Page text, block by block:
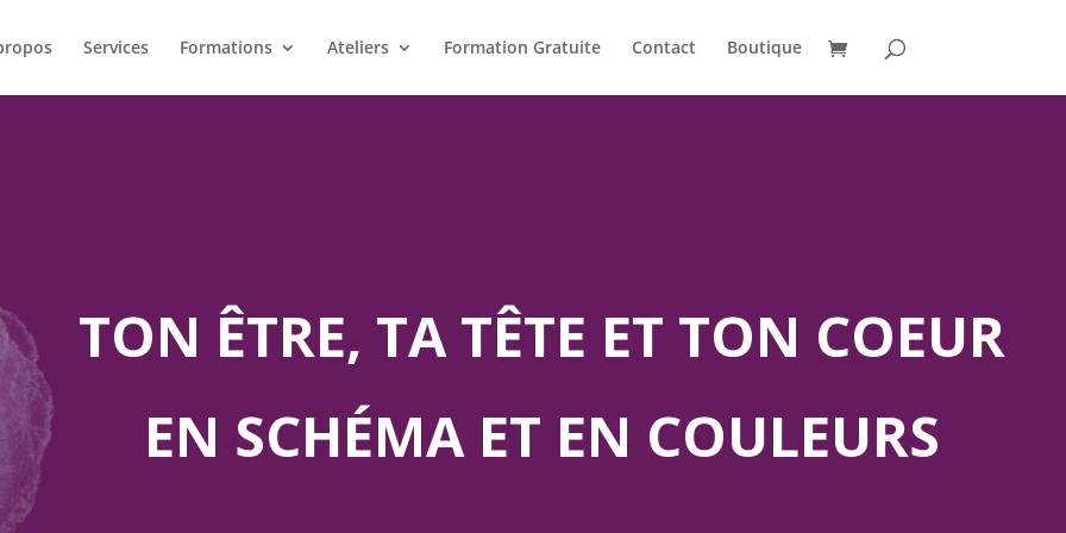
Services Formations Ateliers Formation Gratuite Contact Boutique
TON ÊTRE, TA TÊTE ET TON COEUR
EN SCHÉMA ET EN COULEURS